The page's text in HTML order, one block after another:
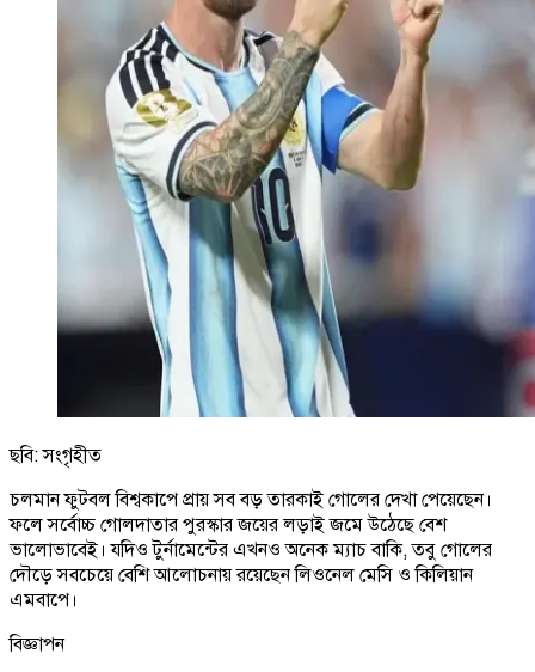
ছবি: সংগৃহীত
চলমান ফুটবল বিশ্বকাপে প্রায় সব বড় তারকাই গোলের দেখা পেয়েছেন।
ফলে সর্বোচ্চ গোলদাতার পুরস্কার জয়ের লড়াই জমে উঠেছে বেশ
ভালোভাবেই। যদিও টুর্নামেন্টের এখনও অনেক ম্যাচ বাকি, তবু গোলের
দৌড়ে সবচেয়ে বেশি আলোচনায় রয়েছেন লিওনেল মেসি ও কিলিয়ান
এমবাপে।
বিজ্ঞাপন